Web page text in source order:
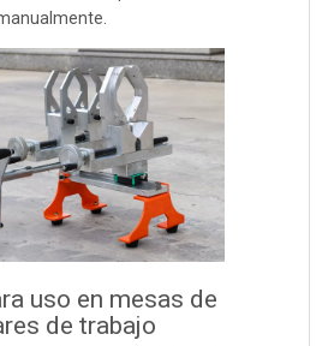
uso en mesas de
de trabajo